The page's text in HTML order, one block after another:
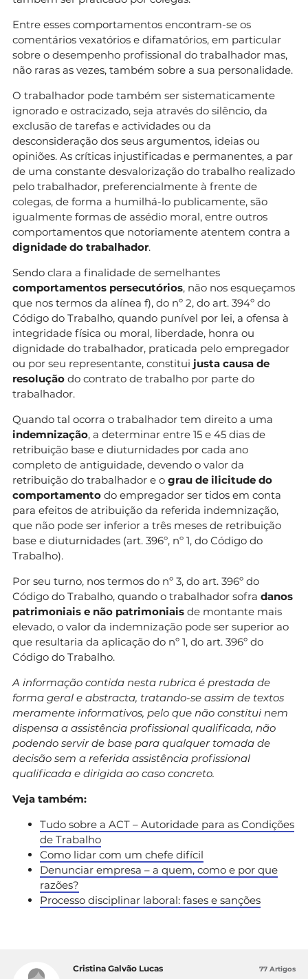
Entre esses comportamentos encontram-se os
comentários vexatórios e difamatórios, em particular
sobre o desempenho profissional do trabalhador mas,
não raras as vezes, também sobre a sua personalidade.
O trabalhador pode também ser sistematicamente
ignorado e ostracizado, seja através do silêncio, da
exclusão de tarefas e actividades ou da
desconsideração dos seus argumentos, ideias ou
opiniões. As críticas injustificadas e permanentes, a par
de uma constante desvalorização do trabalho realizado
pelo trabalhador, preferencialmente à frente de
colegas, de forma a humilhá-lo publicamente, são
igualmente formas de assédio moral, entre outros
comportamentos que notoriamente atentem contra a
dignidade do trabalhador.
Sendo clara a finalidade de semelhantes
comportamentos persecutórios, não nos esqueçamos
que nos termos da alínea f), do nº 2, do art. 394º do
Código do Trabalho, quando punível por lei, a ofensa à
integridade física ou moral, liberdade, honra ou
dignidade do trabalhador, praticada pelo empregador
ou por seu representante, constitui justa causa de
resolução do contrato de trabalho por parte do
trabalhador.
Quando tal ocorra o trabalhador tem direito a uma
indemnização, a determinar entre 15 e 45 dias de
retribuição base e diuturnidades por cada ano
completo de antiguidade, devendo o valor da
retribuição do trabalhador e o grau de ilicitude do
comportamento do empregador ser tidos em conta
para efeitos de atribuição da referida indemnização,
que não pode ser inferior a três meses de retribuição
base e diuturnidades (art. 396º, nº 1, do Código do
Trabalho).
Por seu turno, nos termos do nº 3, do art. 396º do
Código do Trabalho, quando o trabalhador sofra danos
patrimoniais e não patrimoniais de montante mais
elevado, o valor da indemnização pode ser superior ao
que resultaria da aplicação do nº 1, do art. 396º do
Código do Trabalho.
A informação contida nesta rubrica é prestada de
forma geral e abstracta, tratando-se assim de textos
meramente informativos, pelo que não constitui nem
dispensa a assistência profissional qualificada, não
podendo servir de base para qualquer tomada de
decisão sem a referida assistência profissional
qualificada e dirigida ao caso concreto.
Veja também:
Tudo sobre a ACT – Autoridade para as Condições
de Trabalho
Como lidar com um chefe difícil
Denunciar empresa – a quem, como e por que
razões?
Processo disciplinar laboral: fases e sanções
Cristina Galvão Lucas 77 Artigos